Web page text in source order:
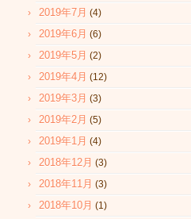
2019年7月 (4)
2019年6月 (6)
2019年5月 (2)
2019年4月 (12)
2019年3月 (3)
2019年2月 (5)
2019年1月 (4)
2018年12月 (3)
2018年11月 (3)
2018年10月 (1)